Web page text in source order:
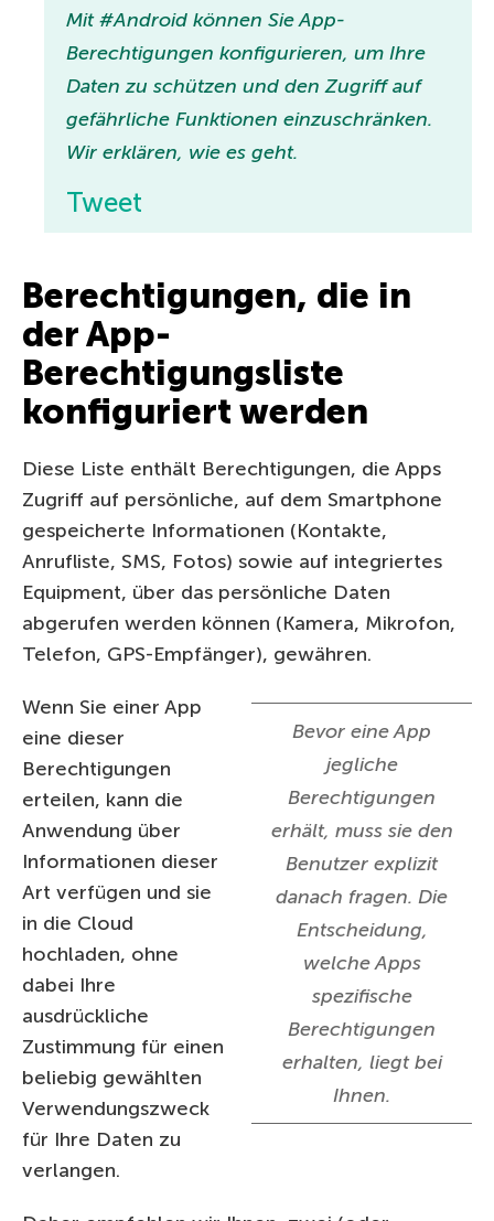
Mit #Android können Sie App-
Berechtigungen konfigurieren, um Ihre
Daten zu schützen und den Zugriff auf
gefährliche Funktionen einzuschränken.
Wir erklären, wie es geht.
Tweet
Berechtigungen, die in
der App-
Berechtigungsliste
konfiguriert werden
Diese Liste enthält Berechtigungen, die Apps
Zugriff auf persönliche, auf dem Smartphone
gespeicherte Informationen (Kontakte,
Anrufliste, SMS, Fotos) sowie auf integriertes
Equipment, über das persönliche Daten
abgerufen werden können (Kamera, Mikrofon,
Telefon, GPS-Empfänger), gewähren.
Bevor eine App
jegliche
Berechtigungen
erhält, muss sie den
Benutzer explizit
danach fragen. Die
Entscheidung,
welche Apps
spezifische
Berechtigungen
erhalten, liegt bei
Ihnen.
Wenn Sie einer App
eine dieser
Berechtigungen
erteilen, kann die
Anwendung über
Informationen dieser
Art verfügen und sie
in die Cloud
hochladen, ohne
dabei Ihre
ausdrückliche
Zustimmung für einen
beliebig gewählten
Verwendungszweck
für Ihre Daten zu
verlangen.